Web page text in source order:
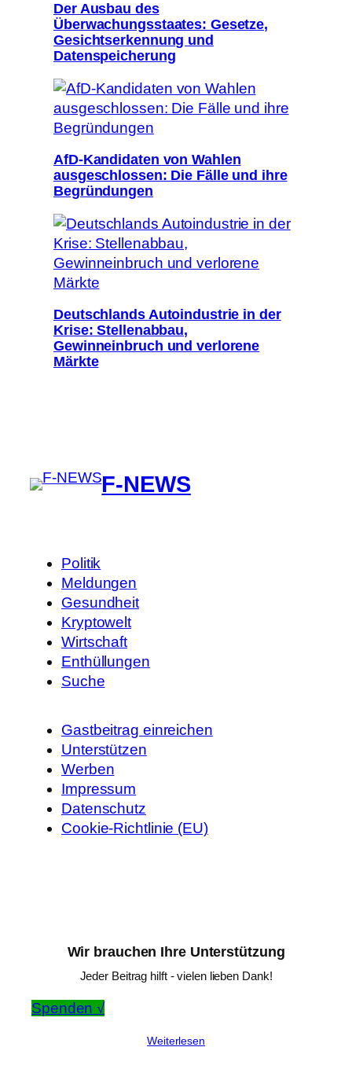
Der Ausbau des
Überwachungsstaates: Gesetze,
Gesichtserkennung und
Datenspeicherung
AfD-Kandidaten von Wahlen
ausgeschlossen: Die Fälle und ihre
Begründungen
Deutschlands Autoindustrie in der
Krise: Stellenabbau,
Gewinneinbruch und verlorene
Märkte
F-NEWS
Politik
Meldungen
Gesundheit
Kryptowelt
Wirtschaft
Enthüllungen
Suche
Gastbeitrag einreichen
Unterstützen
Werben
Impressum
Datenschutz
Cookie-Richtlinie (EU)
Wir brauchen Ihre Unterstützung
Jeder Beitrag hilft - vielen lieben Dank!
Spenden √
Weiterlesen